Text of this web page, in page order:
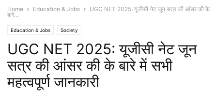
Home Education & Jobs
UGC NET 2025: यूजीसी नेट जून सत्र की आंसर की के
बारे...
Education & Jobs Society
UGC NET 2025: यूजीसी नेट जून
सत्र की आंसर की के बारे में सभी
महत्वपूर्ण जानकारी